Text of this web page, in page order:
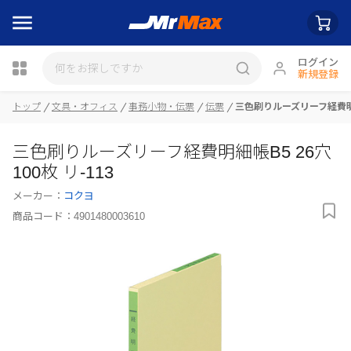
ログイン
新規登録
瓶詰
トップ 文具・オフィス 事務小物・伝票 伝票 三色刷りルーズリーフ経
三色刷りルーズリーフ経費明細帳B5 26穴
100枚 リ-113
メーカー： コクヨ
商品コード： 4901480003610